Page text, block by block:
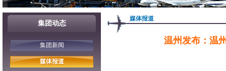
集团动态
集团新闻
媒体报道
媒体报道
温州发布：温